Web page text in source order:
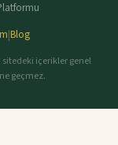
|Blog
içerikler genel
geçmez.